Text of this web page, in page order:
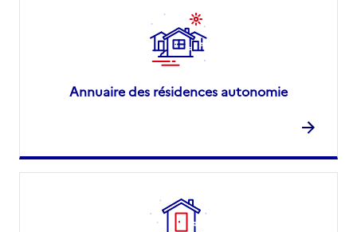
Annuaire des résidences autonomie